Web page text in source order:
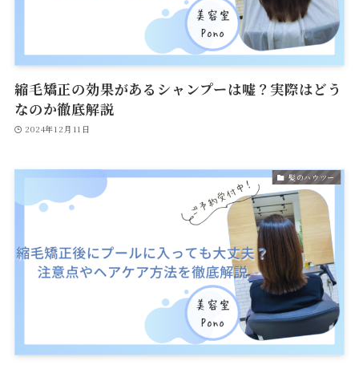
縮毛矯正の効果があるシャンプーは嘘？実際はどう
なのか徹底解説
2024年12月11日
髪のハウツー